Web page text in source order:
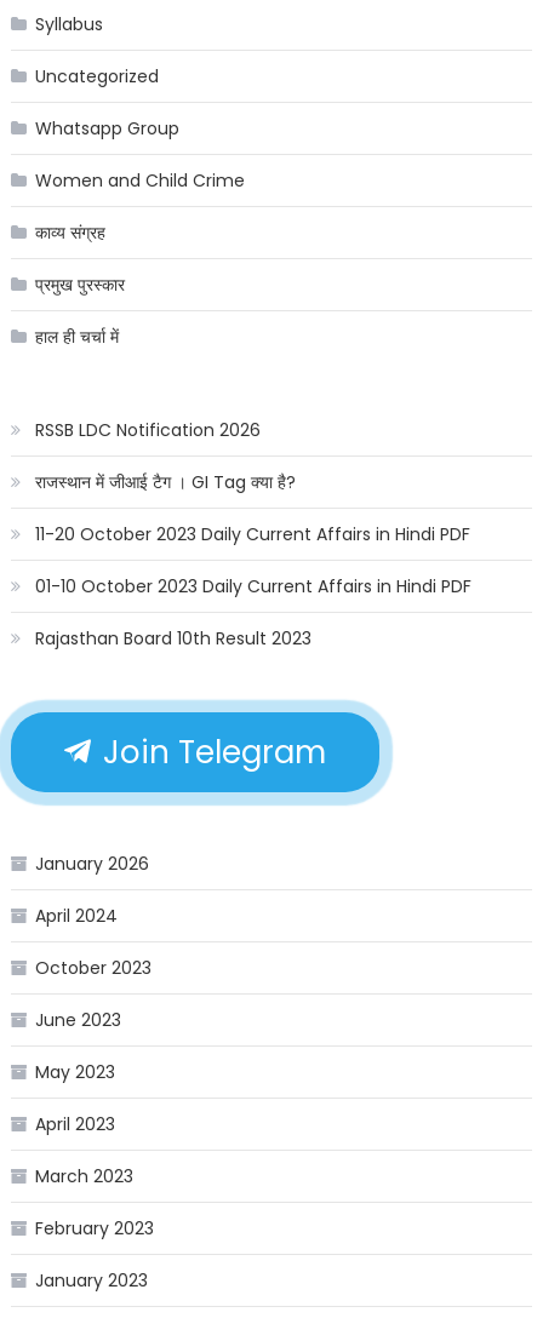
Syllabus
Uncategorized
Whatsapp Group
Women and Child Crime
काव्य संग्रह
प्रमुख पुरस्कार
हाल ही चर्चा में
RSSB LDC Notification 2026
राजस्थान में जीआई टैग । GI Tag क्या है?
11-20 October 2023 Daily Current Affairs in Hindi PDF
01-10 October 2023 Daily Current Affairs in Hindi PDF
Rajasthan Board 10th Result 2023
Join Telegram
January 2026
April 2024
October 2023
June 2023
May 2023
April 2023
March 2023
February 2023
January 2023